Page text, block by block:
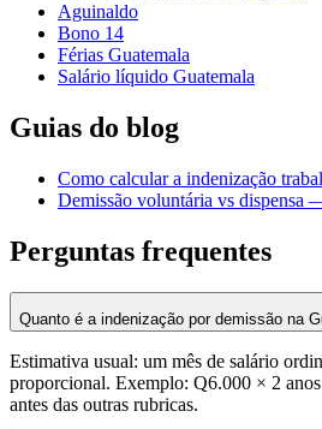
Aguinaldo
Bono 14
Férias Guatemala
Salário líquido Guatemala
Guias do blog
Como calcular a indenização
Demissão voluntária vs dispensa
Perguntas frequentes
Quanto é a indenização por demissão na
Estimativa usual: um mês de salário
proporcional. Exemplo: Q6.000 × 2
antes das outras rubricas.